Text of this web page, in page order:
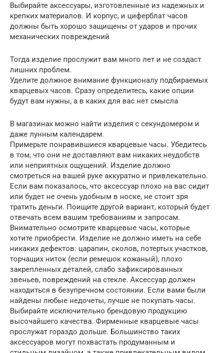
Выбирайте аксессуары, изготовленные из надежных и
крепких материалов. И корпус, и циферблат часов
должны быть хорошо защищены от ударов и прочих
механических повреждений
Тогда изделие прослужит вам много лет и не создаст
лишних проблем.
Уделите должное внимание функционалу подбираемых
кварцевых часов. Сразу определитесь, какие опции
будут вам нужны, а в каких для вас нет смысла
В магазинах можно найти изделия с секундомером и
даже лунным календарем.
Примерьте понравившиеся кварцевые часы. Убедитесь
в том, что они не доставляют вам никаких неудобств
или неприятных ощущений. Изделие должно
смотреться на вашей руке аккуратно и привлекательно.
Если вам показалось, что аксессуар плохо на вас сидит
или будет не очень удобным в носке, не стоит зря
тратить деньги. Поищите другой вариант, который будет
отвечать всем вашим требованиям и запросам.
Внимательно осмотрите кварцевые часы, которые
хотите приобрести. Изделие не должно иметь на себе
никаких дефектов: царапин, сколов, потертых участков,
торчащих ниток (если ремешок кожаный), плохо
закрепленных деталей, слабо зафиксированных
звеньев, повреждений на стекле. Аксессуар должен
находиться в безупречном состоянии. Если вами были
найдены любые недочеты, лучше не покупать часы.
Выбирайте исключительно брендовую продукцию
высочайшего качества. Фирменные кварцевые часы
прослужат гораздо дольше. Большинство таких
аксессуаров могут похвастать продуманным и